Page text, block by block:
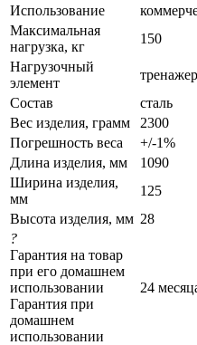
Использование
Максимальная
нагрузка, кг
150
Нагрузочный
элемент
Состав
сталь
Вес изделия, грамм
2300
Погрешность веса
+/-1%
Длина изделия, мм
1090
Ширина изделия,
мм
125
Высота изделия, мм 28
?
Гарантия на товар
при его домашнем
использовании
Гарантия при
домашнем
использовании
24